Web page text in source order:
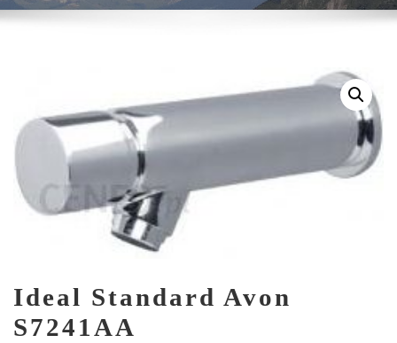
Ideal Standard Avon
S7241AA